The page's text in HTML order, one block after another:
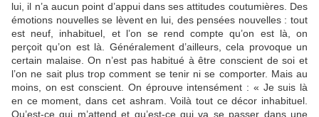
lui, il n’a aucun point d’appui dans ses attitudes coutumières. Des
émotions nouvelles se lèvent en lui, des pensées nouvelles : tout
est neuf, inhabituel, et l’on se rend compte qu’on est là, on
perçoit qu’on est là. Généralement d’ailleurs, cela provoque un
certain malaise. On n’est pas habitué à être conscient de soi et
l’on ne sait plus trop comment se tenir ni se comporter. Mais au
moins, on est conscient. On éprouve intensément : « Je suis là
en ce moment, dans cet ashram. Voilà tout ce décor inhabituel.
Qu’est-ce qui m’attend et qu’est-ce qui va se passer dans une